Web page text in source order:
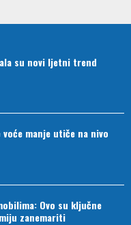
su novi ljetni trend
manje utiče na nivo
Ovo su ključne
zanemariti